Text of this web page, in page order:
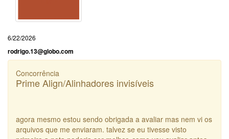
6/22/2026
rodrigo.13@globo.com
Concorrência
Prime Align/Alinhadores invisíveis
agora mesmo estou sendo obrigada a avaliar mas nem vi os
arquivos que me enviaram. talvez se eu tivesse visto